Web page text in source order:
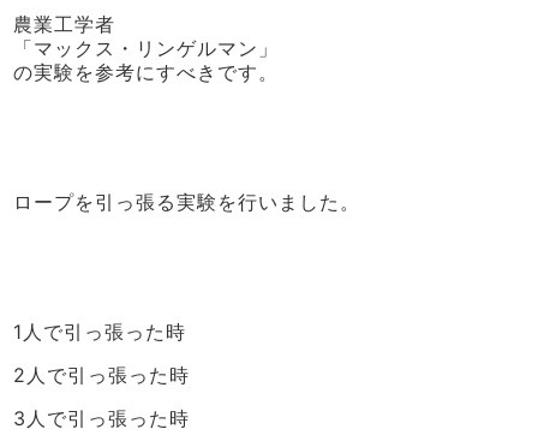
農業工学者
「マックス・リンゲルマン」
の実験を参考にすべきです。
ロープを引っ張る実験を行いました。
1人で引っ張った時
2人で引っ張った時
3人で引っ張った時